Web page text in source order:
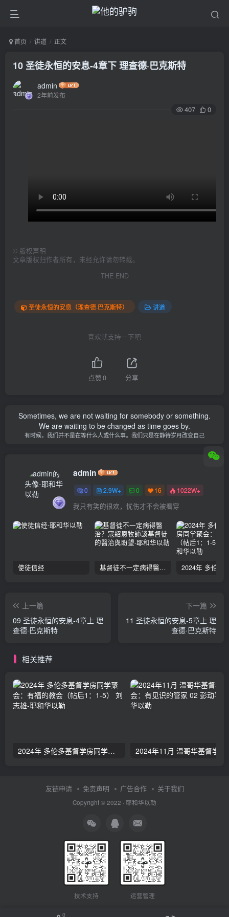
首页 讲道 正文
10 圣徒永恒的安息-4章下 理查德·巴克斯特
admin
2年前发布
407 0
© 版权声明
文章版权归作者所有，未经允许请勿转载。
THE END
圣徒永恒的安息（理查德·巴克斯特） 讲道
喜欢就支持一下吧
点赞0 分享
Sometimes, we are not waiting for somebody or something.
We are waiting to be changed as time goes by.
有时候，我们并不是在等什么人或什么事。我们只是在静待岁月改变自己
admin
0 2.9W+ 0 16 1022W+
我只有笑的很欢，忧伤才不会被看穿
使徒信经 基督徒不一定病得醫治？寇紹恩牧師談基督徒的醫治與盼望
上一篇
09 圣徒永恒的安息-4章上 理
查德·巴克斯特
下一篇
11 圣徒永恒的安息-5章上 理
查德·巴克斯特
相关推荐
2024年 多伦多基督学房同学聚会：有福的教会（帖后1：1-5） 刘志雄
友链申请 免责声明 广告合作 关于我们
Copyright © 2022 · 耶和华以勒
技术支持 运营管理
0